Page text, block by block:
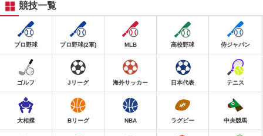
競技一覧
プロ野球 プロ野球(2軍) MLB 高校野球 侍ジャパン
ゴルフ Jリーグ 海外サッカー 日本代表 テニス
大相撲 Bリーグ NBA ラグビー 中央競馬